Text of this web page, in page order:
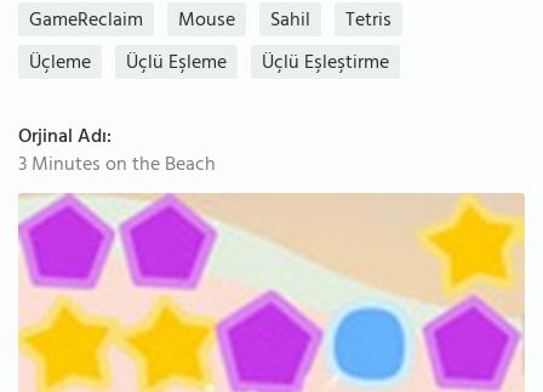
GameReclaim
Mouse Sahil
Tetris
Üçleme
Üçlü Eşleme Üçlü Eşleştirme
Orjinal Adı:
3 Minutes on the Beach